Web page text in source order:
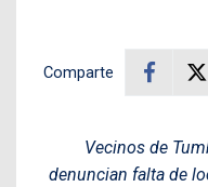
Comparte
Vecinos de
denuncian falta de